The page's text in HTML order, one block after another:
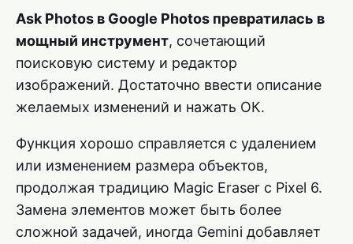
Ask Photos в Google Photos превратилась в
мощный инструмент, сочетающий
поисковую систему и редактор
изображений. Достаточно ввести описание
желаемых изменений и нажать ОК.
Функция хорошо справляется с удалением
или изменением размера объектов,
продолжая традицию Magic Eraser с Pixel 6.
Замена элементов может быть более
сложной задачей, иногда Gemini добавляет